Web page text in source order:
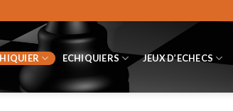
ECHIQUIERS JEUX D’ECHECS